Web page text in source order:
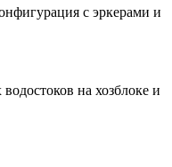
с эркерами и